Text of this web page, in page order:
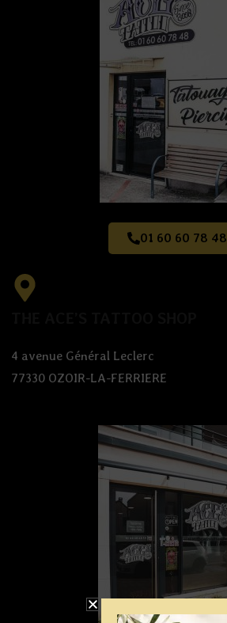
01 60 60 78 48
4 avenue Général Leclerc
77330 OZOIR-LA-FERRIERE